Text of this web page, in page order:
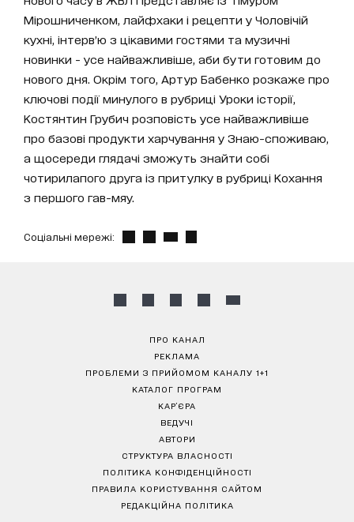
Мірошниченком, лайфхаки і рецепти у Чоловічій
кухні, інтерв’ю з цікавими гостями та музичні
новинки - усе найважливіше, аби бути готовим до
нового дня. Окрім того, Артур Бабенко розкаже про
ключові події минулого в рубриці Уроки історії,
Костянтин Грубич розповість усе найважливіше
про базові продукти харчування у Знаю-споживаю,
а щосереди глядачі зможуть знайти собі
чотирилапого друга із притулку в рубриці Кохання
з першого гав-мяу.
Соціальні мережі:
ПРО КАНАЛ
РЕКЛАМА
ПРОБЛЕМИ З ПРИЙОМОМ КАНАЛУ 1+1
КАТАЛОГ ПРОГРАМ
КАР’ЄРА
ВЕДУЧІ
АВТОРИ
СТРУКТУРА ВЛАСНОСТІ
ПОЛІТИКА КОНФІДЕНЦІЙНОСТІ
ПРАВИЛА КОРИСТУВАННЯ САЙТОМ
РЕДАКЦІЙНА ПОЛІТИКА